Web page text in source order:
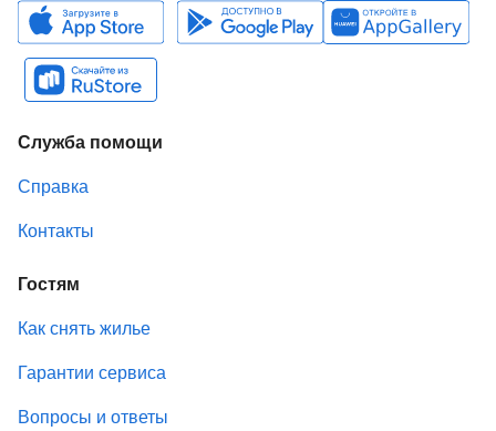
Служба помощи
Справка
Контакты
Гостям
Как снять жилье
Гарантии сервиса
Вопросы и ответы